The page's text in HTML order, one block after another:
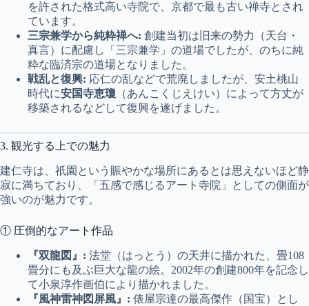
を許された格式高い寺院で、京都で最も古い禅寺とされ
ています。
三宗兼学から純粋禅へ: 創建当初は旧来の勢力（天台・
真言）に配慮し「三宗兼学」の道場でしたが、のちに純
粋な臨済宗の道場となりました。
戦乱と復興: 応仁の乱などで荒廃しましたが、安土桃山
時代に安国寺恵瓊 （あんこくじえけい）によって方丈が
移築されるなどして復興を遂げました。
3. 観光する上での魅力
建仁寺は、祇園という賑やかな場所にあるとは思えないほど静
寂に満ちており、「五感で感じるアート寺院」としての側面が
強いのが魅力です。
① 圧倒的なアート作品
『双龍図』: 法堂（はっとう）の天井に描かれた、畳108
畳分にも及ぶ巨大な龍の絵。2002年の創建800年を記念し
て小泉淳作画伯により描かれました。
『風神雷神図屏風』: 俵屋宗達の最高傑作（国宝）とし